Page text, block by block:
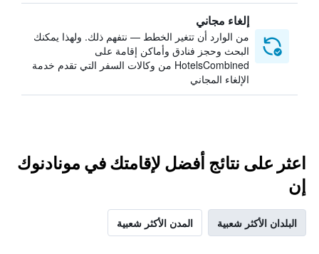
إلغاء مجاني
من الوارد أن تتغير الخطط — نتفهم ذلك. ولهذا يمكنك
البحث وحجز فنادق وأماكن إقامة على
HotelsCombined من وكالات السفر التي تقدم خدمة
الإلغاء المجاني
اعثر على نتائج أفضل لإقامتك في مونادنوك
إن
البلدان الأكثر شعبية المدن الأكثر شعبية